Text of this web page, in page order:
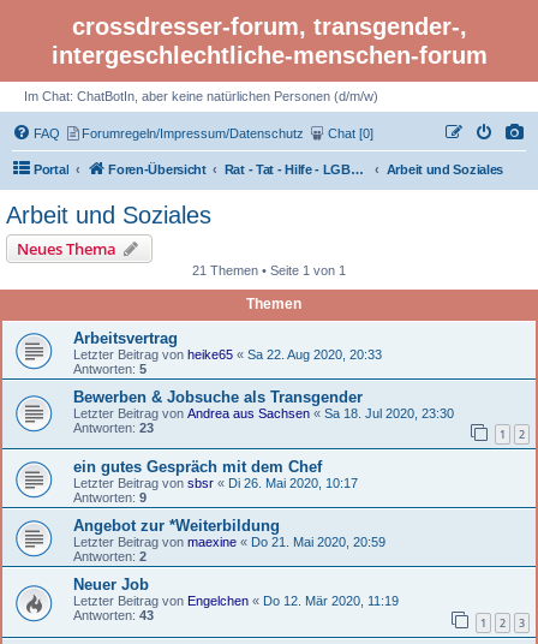
crossdresser-forum, transgender-,
intergeschlechtliche-menschen-forum
Im Chat: ChatBotIn, aber keine natürlichen Personen (d/m/w)
FAQ Forumregeln/Impressum/Datenschutz Chat [0]
Portal Foren-Übersicht Rat - Tat - Hilfe - LGBTI Rights - Infos Arbeit und Soziales
Arbeit und Soziales
Neues Thema
21 Themen • Seite 1 von 1
Themen
Arbeitsvertrag
Letzter Beitrag von heike65 « Sa 22. Aug 2020, 20:33
Antworten: 5
Bewerben & Jobsuche als Transgender
Letzter Beitrag von Andrea aus Sachsen « Sa 18. Jul 2020, 23:30
Antworten: 23 1 2
ein gutes Gespräch mit dem Chef
Letzter Beitrag von sbsr « Di 26. Mai 2020, 10:17
Antworten: 9
Angebot zur *Weiterbildung
Letzter Beitrag von maexine « Do 21. Mai 2020, 20:59
Antworten: 2
Neuer Job
Letzter Beitrag von Engelchen « Do 12. Mär 2020, 11:19
Antworten: 43 1 2 3